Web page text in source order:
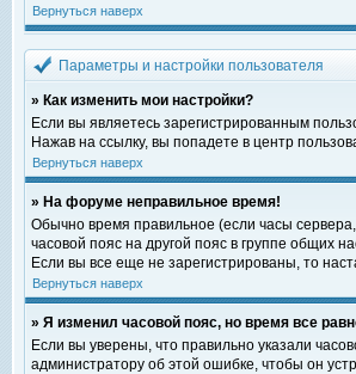
Вернуться наверх
Параметры и настройки пользователя
» Как изменить мои настройки?
Если вы являетесь зарегистрированным
Нажав на ссылку, вы попадете в центр
Вернуться наверх
» На форуме неправильное время!
Обычно время правильное (если часы
часовой пояс на другой пояс в группе общих
Если вы все еще не зарегистрированы, то
Вернуться наверх
» Я изменил часовой пояс, но время все
Если вы уверены, что правильно указали
администратору об этой ошибке, чтобы он